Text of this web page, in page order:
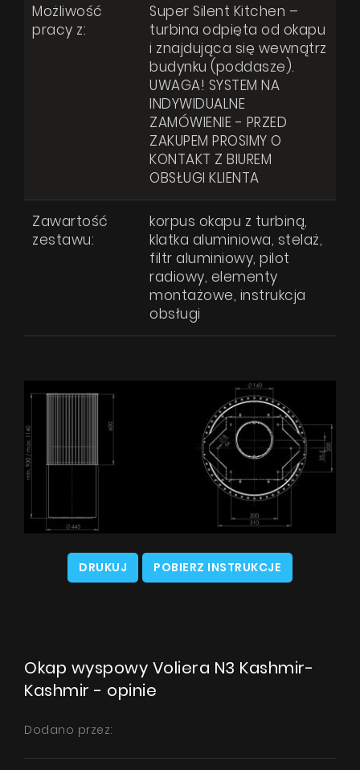
Możliwość
pracy z:
Super Silent Kitchen –
turbina odpięta od okapu
i znajdująca się wewnątrz
budynku (poddasze).
UWAGA! SYSTEM NA
INDYWIDUALNE
ZAMÓWIENIE - PRZED
ZAKUPEM PROSIMY O
KONTAKT Z BIUREM
OBSŁUGI KLIENTA
Zawartość
zestawu:
korpus okapu z turbiną,
klatka aluminiowa, stelaż,
filtr aluminiowy, pilot
radiowy, elementy
montażowe, instrukcja
obsługi
DRUKUJ POBIERZ INSTRUKCJE
Okap wyspowy Voliera N3 Kashmir-
Kashmir - opinie
Dodano przez: